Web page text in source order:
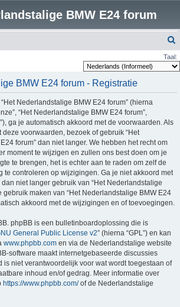
BMW E24 forum
e
Taal:
BMW E24 forum - Registratie
Nederlandstalige BMW E24 forum” (hierna
“Het Nederlandstalige BMW E24 forum”,
ga je automatisch akkoord met de voorwaarden. Als
voorwaarden, bezoek of gebruik “Het
forum” dan niet langer. We hebben het recht om
moment te wijzigen en zullen ons best doen om je
te brengen, het is echter aan te raden om zelf de
te controleren op wijzigingen. Ga je niet akkoord met
niet langer gebruik van “Het Nederlandstalige
gebruik maken van “Het Nederlandstalige BMW E24
akkoord met de wijzigingen en of toevoegingen.
phpBB is een bulletinboardoplossing die is
General Public License v2” (hierna “GPL”) en kan
www.phpbb.com en via de Nederlandstalige website
software maakt internetgebaseerde discussies
is niet verantwoordelijk voor wat wordt toegestaan of
inhoud en/of gedrag. Meer informatie over
https://www.phpbb.com/of de Nederlandstalige